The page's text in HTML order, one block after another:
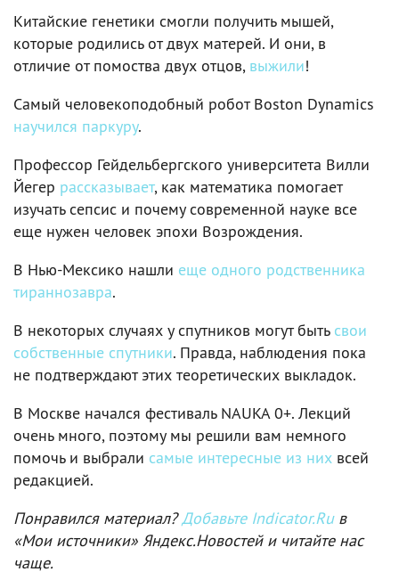
Китайские генетики смогли получить мышей,
которые родились от двух матерей. И они, в
отличие от помоства двух отцов, выжили!
Самый человекоподобный робот Boston Dynamics
научился паркуру.
Профессор Гейдельбергского университета Вилли
Йегер рассказывает, как математика помогает
изучать сепсис и почему современной науке все
еще нужен человек эпохи Возрождения.
В Нью-Мексико нашли еще одного родственника
тираннозавра.
В некоторых случаях у спутников могут быть свои
собственные спутники. Правда, наблюдения пока
не подтверждают этих теоретических выкладок.
В Москве начался фестиваль NAUKA 0+. Лекций
очень много, поэтому мы решили вам немного
помочь и выбрали самые интересные из них всей
редакцией.
Понравился материал?Добавьте Indicator.Ruв
«Мои источники» Яндекс.Новостей и читайте нас
чаще.